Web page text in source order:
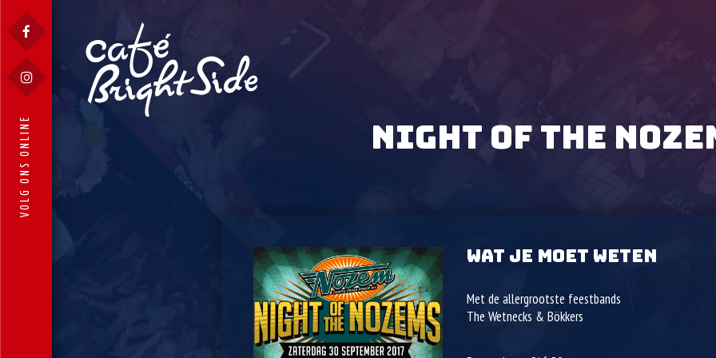
VOLG ONS ONLINE NIGHT OF THE
WAT JE MOET WETEN
Met de allergrootste feestbands
The Wetnecks & Bökkers